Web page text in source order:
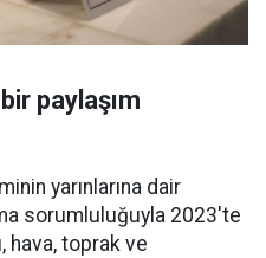
paylaşım
yarınlarına dair
sorumluluğuyla 2023'te
hava, toprak ve